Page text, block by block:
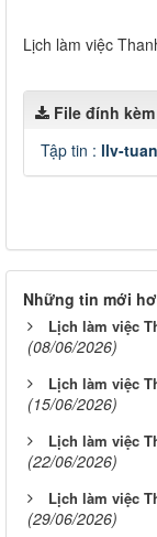
Lịch làm việc
File đính kèm
Tập tin : llv-
Những tin mới
Lịch làm việc
(08/06/2026)
Lịch làm việc
(15/06/2026)
Lịch làm việc
(22/06/2026)
Lịch làm việc
(29/06/2026)